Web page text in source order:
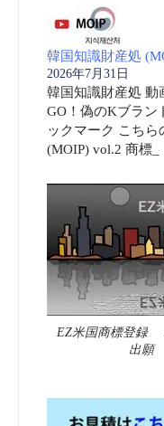
韓国知識財産処
2026年7月31日
韓国知識財産処 動
GO！偽のKブラン
ックマーク こち
(MOIP) vol.2 商標
EZ米国商標登録
出願